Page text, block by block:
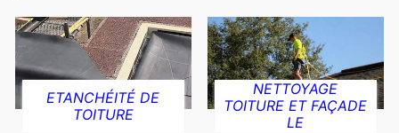
ETANCHÉITÉ DE
TOITURE
NETTOYAGE
TOITURE ET FAÇADE
LE